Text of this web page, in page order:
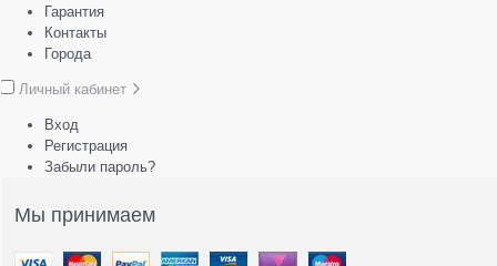
Гарантия
Контакты
Города
Личный кабинет
Вход
Регистрация
Забыли пароль?
Мы принимаем